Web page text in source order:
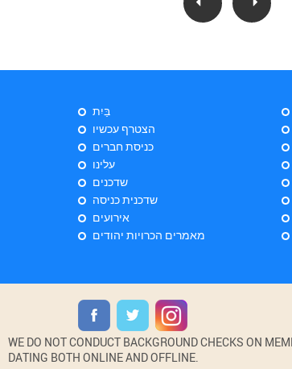
בַּיִת
הצטרף עכשיו
כניסת חברים
עלינו
שדכנים
שדכנית כניסה
אירועים
מאמרים הכרויות יהודים
WE DO NOT CONDUCT BACKGROUND CHECKS ON
DATING BOTH ONLINE AND OFFLINE.